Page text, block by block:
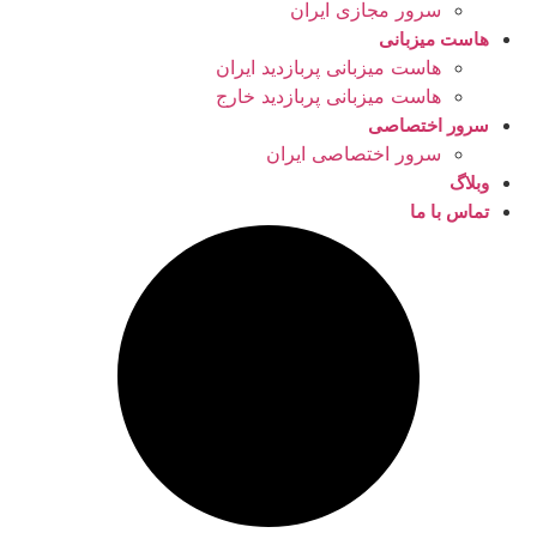
سرور مجازی ایران
هاست میزبانی
هاست میزبانی پربازدید ایران
هاست میزبانی پربازدید خارج
سرور اختصاصی
سرور اختصاصی ایران
وبلاگ
تماس با ما